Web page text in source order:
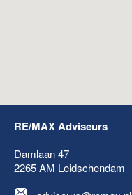
RE/MAX Adviseurs
Damlaan 47
2265 AM Leidschendam